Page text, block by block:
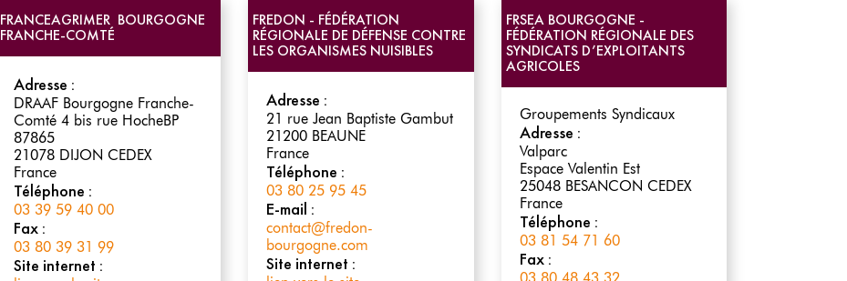
FRANCEAGRIMER BOURGOGNE
FRANCHE-COMTÉ
Adresse :
DRAAF Bourgogne Franche-
Comté 4 bis rue HocheBP
87865
21078 DIJON CEDEX
France
Téléphone :
03 39 59 40 00
Fax :
03 80 39 31 99
Site internet :
FREDON - FÉDÉRATION
RÉGIONALE DE DÉFENSE CONTRE
LES ORGANISMES NUISIBLES
Adresse :
21 rue Jean Baptiste Gambut
21200 BEAUNE
France
Téléphone :
03 80 25 95 45
E-mail :
contact@fredon-
bourgogne.com
Site internet :
FRSEA BOURGOGNE -
FÉDÉRATION RÉGIONALE DES
SYNDICATS D’EXPLOITANTS
AGRICOLES
Groupements Syndicaux
Adresse :
Valparc
Espace Valentin Est
25048 BESANCON CEDEX
France
Téléphone :
03 81 54 71 60
Fax :